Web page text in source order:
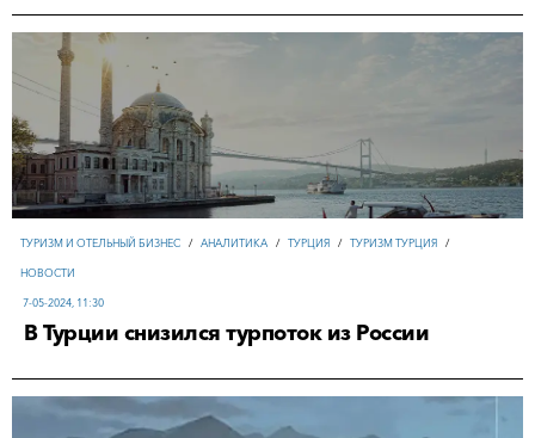
ТУРИЗМ И ОТЕЛЬНЫЙ БИЗНЕС / АНАЛИТИКА / ТУРЦИЯ / ТУРИЗМ ТУРЦИЯ /
НОВОСТИ
7-05-2024, 11:30
В Турции снизился турпоток из России